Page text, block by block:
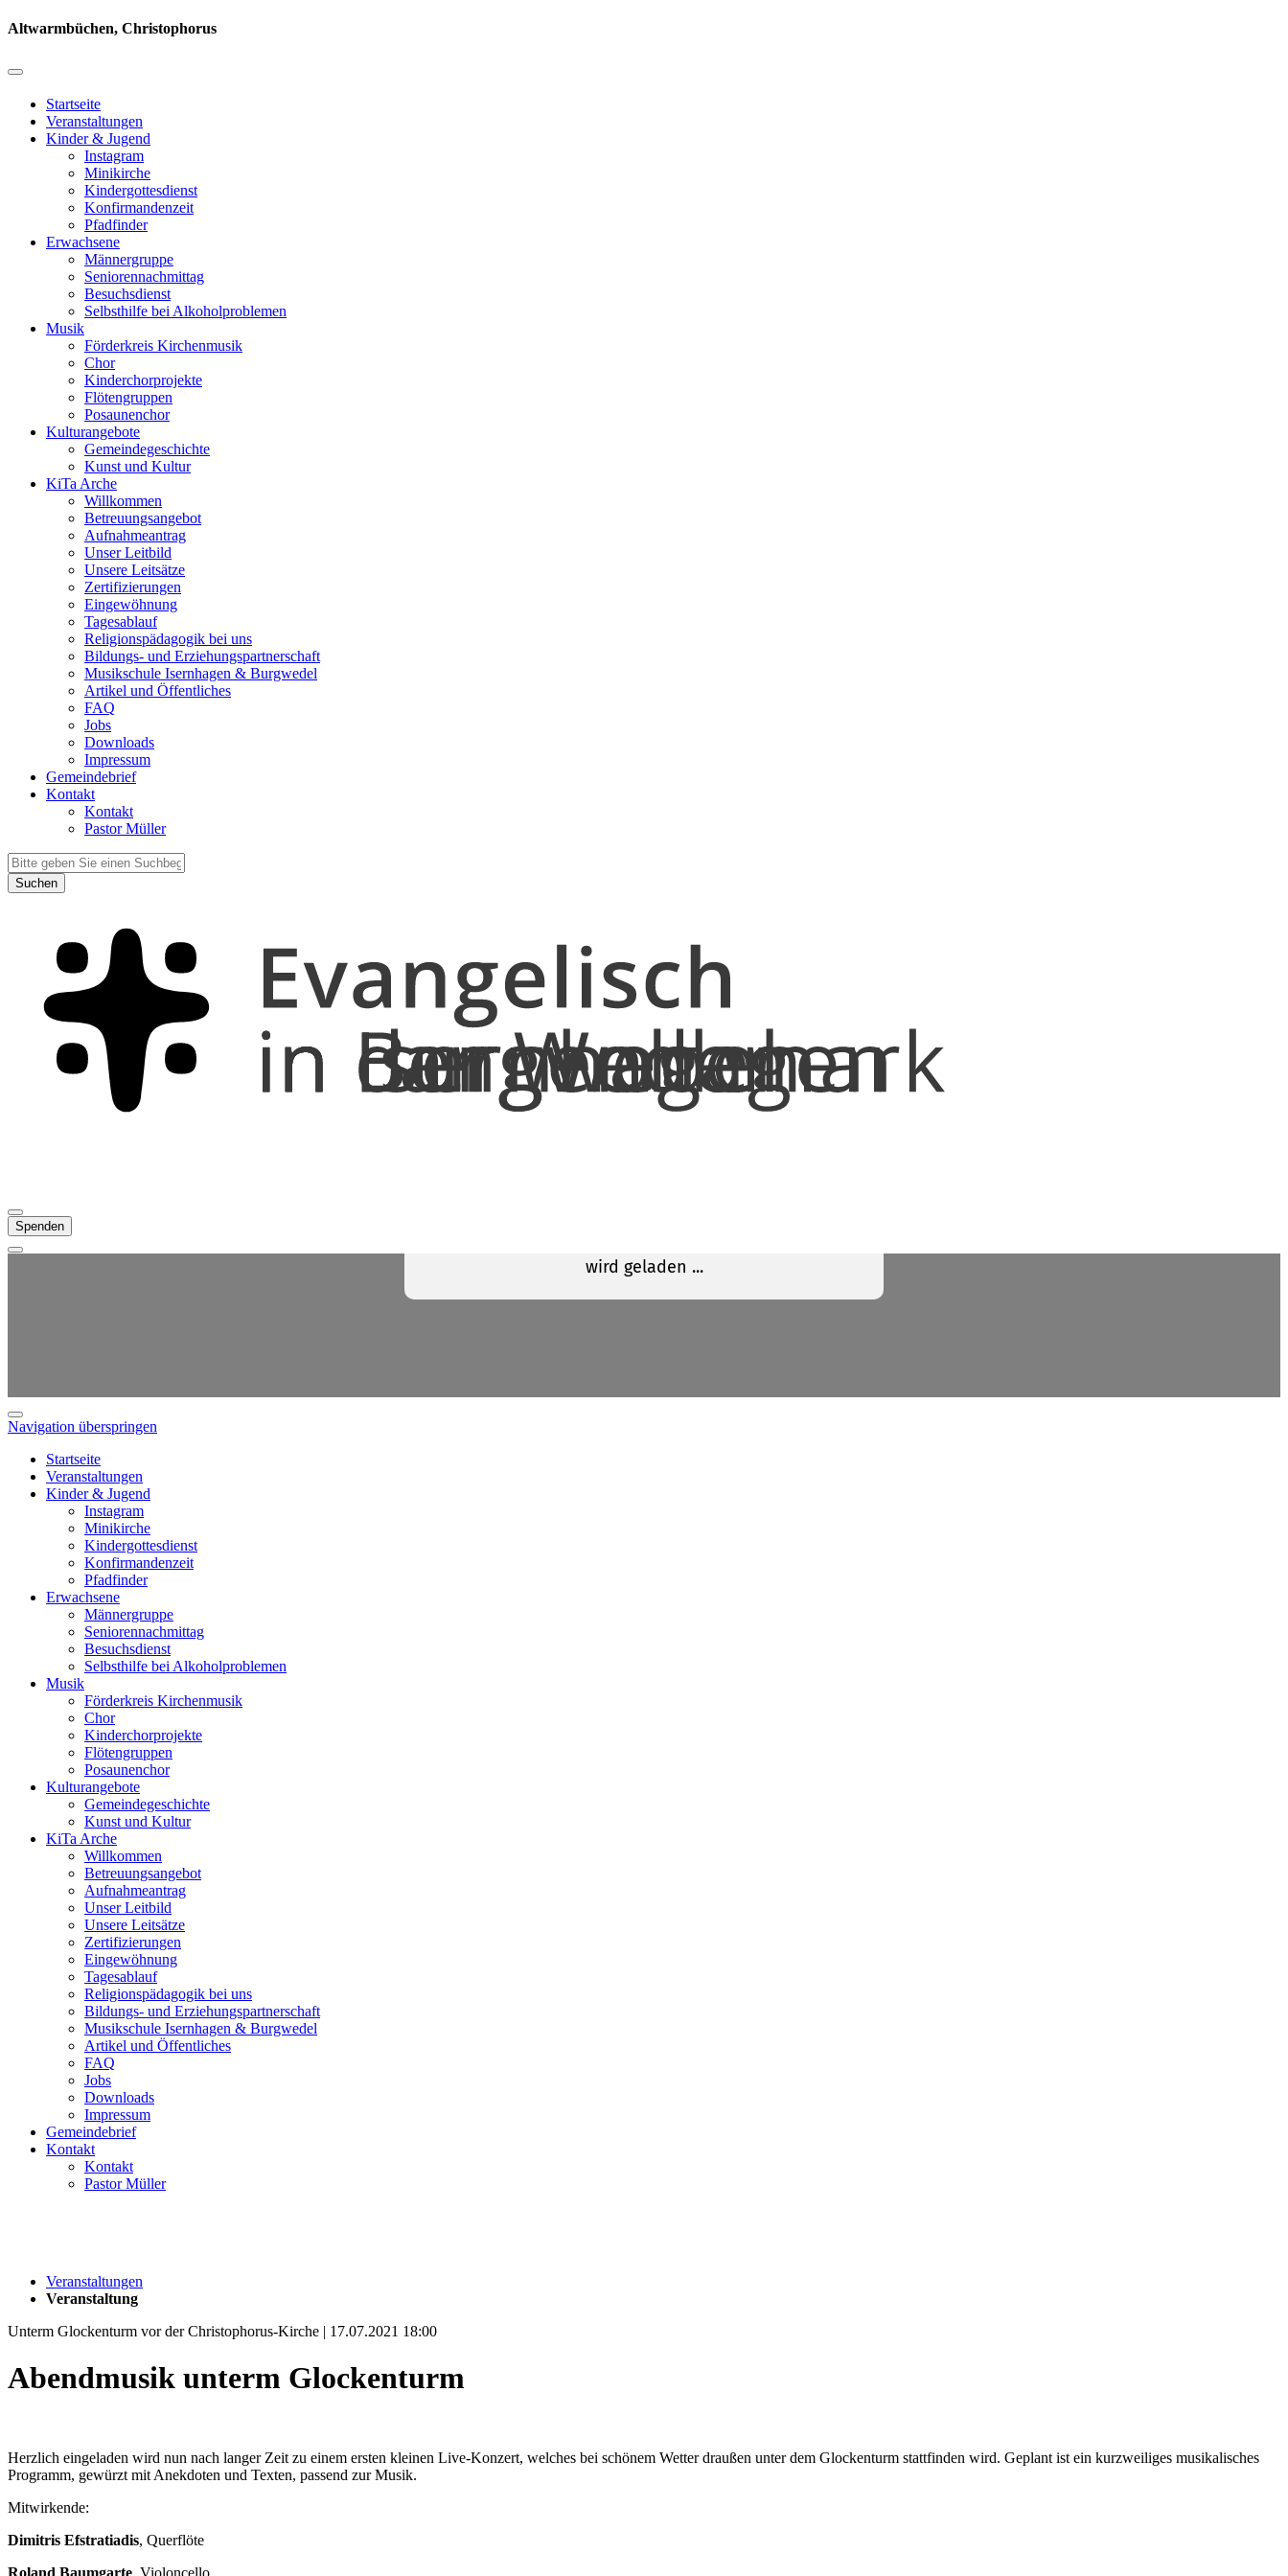
Altwarmbüchen, Christophorus
Startseite
Veranstaltungen
Kinder & Jugend
Instagram
Minikirche
Kindergottesdienst
Konfirmandenzeit
Pfadfinder
Erwachsene
Männergruppe
Seniorennachmittag
Besuchsdienst
Selbsthilfe bei Alkoholproblemen
Musik
Förderkreis Kirchenmusik
Chor
Kinderchorprojekte
Flötengruppen
Posaunenchor
Kulturangebote
Gemeindegeschichte
Kunst und Kultur
KiTa Arche
Willkommen
Betreuungsangebot
Aufnahmeantrag
Unser Leitbild
Unsere Leitsätze
Zertifizierungen
Eingewöhnung
Tagesablauf
Religionspädagogik bei uns
Bildungs- und Erziehungspartnerschaft
Musikschule Isernhagen & Burgwedel
Artikel und Öffentliches
FAQ
Jobs
Downloads
Impressum
Gemeindebrief
Kontakt
Kontakt
Pastor Müller
Suchen
Spenden
Navigation überspringen
Startseite
Veranstaltungen
Kinder & Jugend
Instagram
Minikirche
Kindergottesdienst
Konfirmandenzeit
Pfadfinder
Erwachsene
Männergruppe
Seniorennachmittag
Besuchsdienst
Selbsthilfe bei Alkoholproblemen
Musik
Förderkreis Kirchenmusik
Chor
Kinderchorprojekte
Flötengruppen
Posaunenchor
Kulturangebote
Gemeindegeschichte
Kunst und Kultur
KiTa Arche
Willkommen
Betreuungsangebot
Aufnahmeantrag
Unser Leitbild
Unsere Leitsätze
Zertifizierungen
Eingewöhnung
Tagesablauf
Religionspädagogik bei uns
Bildungs- und Erziehungspartnerschaft
Musikschule Isernhagen & Burgwedel
Artikel und Öffentliches
FAQ
Jobs
Downloads
Impressum
Gemeindebrief
Kontakt
Kontakt
Pastor Müller
Veranstaltungen
Veranstaltung
Unterm Glockenturm vor der Christophorus-Kirche | 17.07.2021 18:00
Abendmusik unterm Glockenturm
Herzlich eingeladen wird nun nach langer Zeit zu einem ersten kleinen Live-Konzert, welches bei schönem Wetter draußen unter dem Glockenturm stattfinden wird. Geplant ist ein kurzweiliges musikalisches
Programm, gewürzt mit Anekdoten und Texten, passend zur Musik.
Mitwirkende:
Dimitris Efstratiadis, Querflöte
Roland Baumgarte , Violoncello